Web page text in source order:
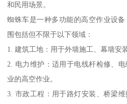
和民用场景。
蜘蛛车是一种多功能的高空作业设
围包括但不限于以下领域：
1. 建筑工地：用于外墙施工、幕墙安
2. 电力维护：适用于电线杆检修、
业的高空作业。
3. 市政工程：用于路灯安装、桥梁